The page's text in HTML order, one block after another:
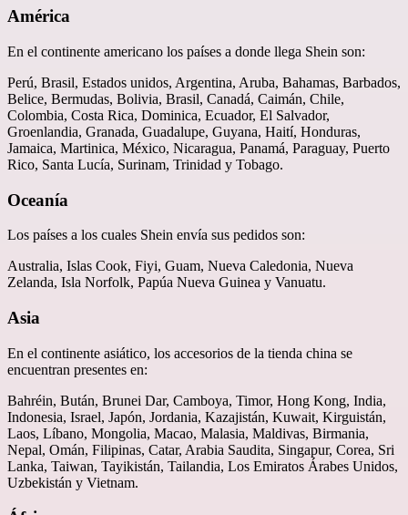
América
En el continente americano los países a donde llega Shein son:
Perú, Brasil, Estados unidos, Argentina, Aruba, Bahamas, Barbados,
Belice, Bermudas, Bolivia, Brasil, Canadá, Caimán, Chile,
Colombia, Costa Rica, Dominica, Ecuador, El Salvador,
Groenlandia, Granada, Guadalupe, Guyana, Haití, Honduras,
Jamaica, Martinica, México, Nicaragua, Panamá, Paraguay, Puerto
Rico, Santa Lucía, Surinam, Trinidad y Tobago.
Oceanía
Los países a los cuales Shein envía sus pedidos son:
Australia, Islas Cook, Fiyi, Guam, Nueva Caledonia, Nueva
Zelanda, Isla Norfolk, Papúa Nueva Guinea y Vanuatu.
Asia
En el continente asiático, los accesorios de la tienda china se
encuentran presentes en:
Bahréin, Bután, Brunei Dar, Camboya, Timor, Hong Kong, India,
Indonesia, Israel, Japón, Jordania, Kazajistán, Kuwait, Kirguistán,
Laos, Líbano, Mongolia, Macao, Malasia, Maldivas, Birmania,
Nepal, Omán, Filipinas, Catar, Arabia Saudita, Singapur, Corea, Sri
Lanka, Taiwan, Tayikistán, Tailandia​, Los Emiratos Árabes Unidos,
Uzbekistán y Vietnam.